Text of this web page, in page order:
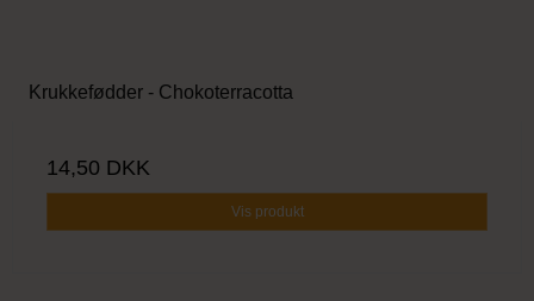
Krukkefødder - Chokoterracotta
14,50 DKK
Vis produkt